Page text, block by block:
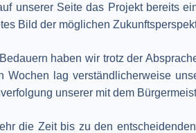
unserer Seite das Projekt bereits
Bild der möglichen
haben wir trotz der
Wochen lag verständlicherweise
unserer mit dem
die Zeit bis zu den